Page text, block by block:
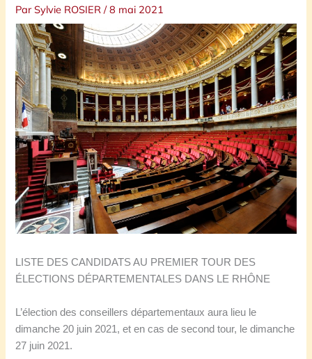
ParSylvie ROSIER/8 mai 2021
LISTE DES CANDIDATS AU PREMIER TOUR DES
ÉLECTIONS DÉPARTEMENTALES DANS LE RHÔNE
L’élection des conseillers départementaux aura lieu le
dimanche 20 juin 2021, et en cas de second tour, le dimanche
27 juin 2021.